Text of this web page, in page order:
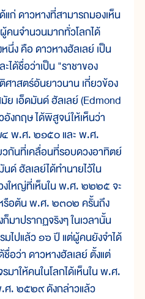
ดาวหางที่สามารถมองเห็น
คนจำนวนมากทั่วโลกได้
ง คือ ดาวหางฮัลเลย์ เป็น
ได้ชื่อว่าเป็น "ราชาของ
ศาสตร์อันยาวนาน เกี่ยวข้อง
เอ็ดมันด์ ฮัลเลย์ (Edmond
งกฤษ ได้พิสูจน์ให้เห็นว่า
๔ พ.ศ. ๒๑๕๐ และ พ.ศ.
กันที่เคลื่อนที่รอบดวงอาทิตย์
ด์ ฮัลเลย์ได้ทำนายไว้ใน
ใหญ่ที่เห็นใน พ.ศ. ๒๒๒๕ จะ
อต้น พ.ศ. ๒๓๐๒ ครั้นถึง
าปรากฏจริงๆ ในเวลานั้น
มไปแล้ว ๑๖ ปี แต่ผู้คนยังจำได้
อว่า ดาวหางฮัลเลย์ ตั้งแต่
มาให้คนในโลกได้เห็นใน พ.ศ.
. ๒๕๒๙ ดังกล่าวแล้ว